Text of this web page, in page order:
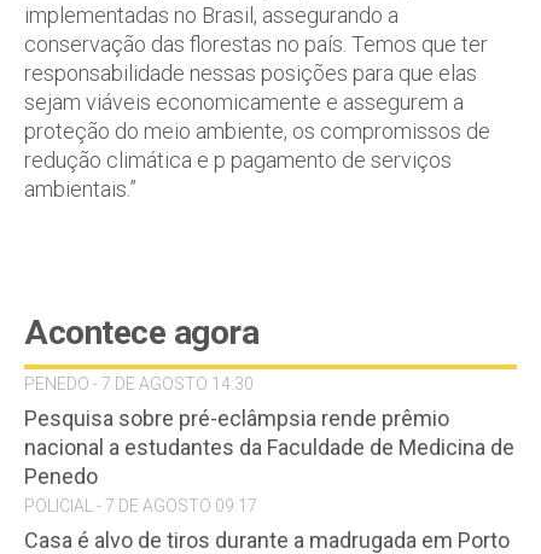
implementadas no Brasil, assegurando a
conservação das florestas no país. Temos que ter
responsabilidade nessas posições para que elas
sejam viáveis economicamente e assegurem a
proteção do meio ambiente, os compromissos de
redução climática e p pagamento de serviços
ambientais.”
Acontece agora
PENEDO - 7 DE AGOSTO 14:30
Pesquisa sobre pré-eclâmpsia rende prêmio
nacional a estudantes da Faculdade de Medicina de
Penedo
POLICIAL - 7 DE AGOSTO 09:17
Casa é alvo de tiros durante a madrugada em Porto